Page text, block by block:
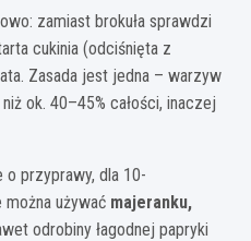
zamiast brokuła sprawdzi
cukinia (odciśnięta z
Zasada jest jedna – warzyw
ok. 40–45% całości, inaczej
przyprawy, dla 10-
używać majeranku,
odrobiny łagodnej papryki